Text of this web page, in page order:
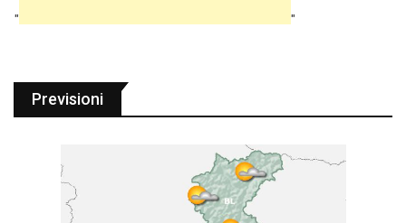
" "
Previsioni